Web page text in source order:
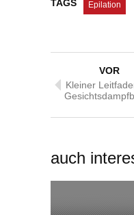
TAGS Epilation
VOR
Kleiner
auch